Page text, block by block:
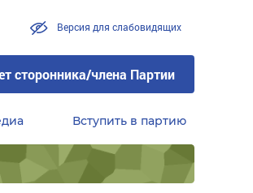
Версия для слабовидящих
сторонника/члена Партии
Вступить в партию